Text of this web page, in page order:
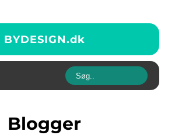
BYDESIGN.dk
blogger